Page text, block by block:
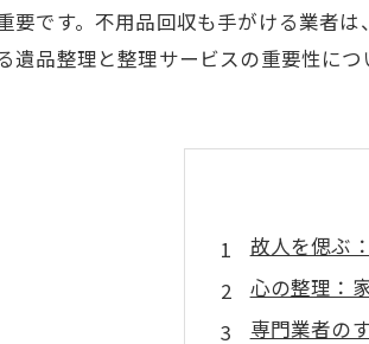
要です。不用品回収も手がける業者
遺品整理と整理サービスの重要性に
故人を偲ぶ
心の整理：
専門業者の